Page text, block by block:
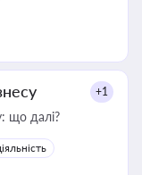
+1
що далі?